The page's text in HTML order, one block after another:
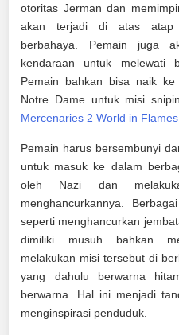
otoritas Jerman dan
akan terjadi di atas atap
berbahaya. Pemain juga
kendaraan untuk melewati
Pemain bahkan bisa naik
Notre Dame untuk misi
Mercenaries 2 World in Flames
Pemain harus bersembunyi
untuk masuk ke dalam
oleh Nazi dan
menghancurkannya.
seperti menghancurkan
dimiliki musuh bahkan
melakukan misi tersebut di
yang dahulu berwarna
berwarna. Hal ini menjadi
menginspirasi penduduk.